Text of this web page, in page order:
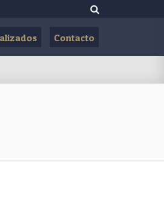
Contacto